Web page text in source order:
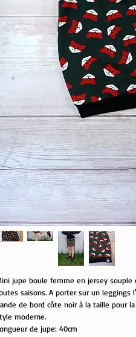
jupe boule femme en jersey
saisons. A porter sur un leggings
de bord côte noir à la taille pour
moderne.
de jupe: 40cm